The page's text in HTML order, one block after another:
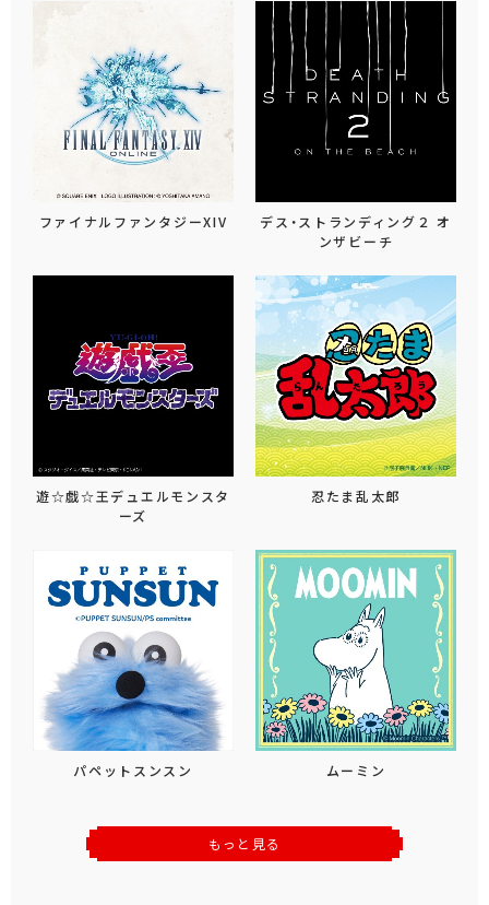
ファイナルファンタジーXIV
デス・ストランディング２ オ
ンザビーチ
遊☆戯☆王デュエルモンスタ
ーズ
忍たま乱太郎
パペットスンスン ムーミン
もっと見る